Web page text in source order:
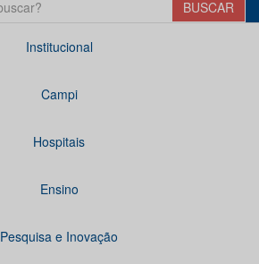
Institucional
Campi
Hospitais
Ensino
Pesquisa e Inovação